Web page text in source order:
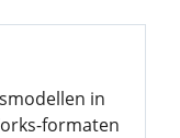
in
formaten